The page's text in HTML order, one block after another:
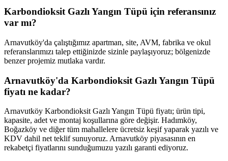
Karbondioksit Gazlı Yangın Tüpü için referansınız
var mı?
Arnavutköy'da çalıştığımız apartman, site, AVM, fabrika ve okul
referanslarımızı talep ettiğinizde sizinle paylaşıyoruz; bölgenizde
benzer projemiz mutlaka vardır.
Arnavutköy'da Karbondioksit Gazlı Yangın Tüpü
fiyatı ne kadar?
Arnavutköy Karbondioksit Gazlı Yangın Tüpü fiyatı; ürün tipi,
kapasite, adet ve montaj koşullarına göre değişir. Hadımköy,
Boğazköy ve diğer tüm mahallelere ücretsiz keşif yaparak yazılı ve
KDV dahil net teklif sunuyoruz. Arnavutköy piyasasının en
rekabetçi fiyatlarını sunduğumuzu yazılı garanti ediyoruz.